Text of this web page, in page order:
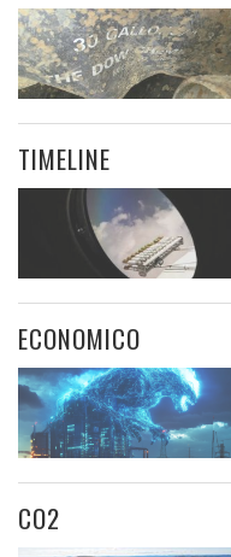
TIMELINE
ECONOMICO
CO2